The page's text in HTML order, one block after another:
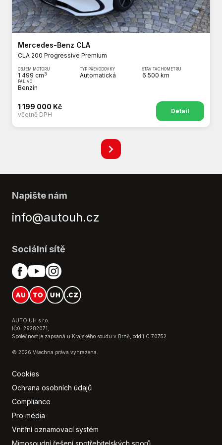
Mercedes-Benz CLA
CLA 200 Progressive Premium
OBJEM MOTORU
1 499 cm3
TYP PŘEVODOVKY
Automatická
STAV TACHOMETRU
6 500 km
PALIVO
Benzín
1 199 000 Kč
včetně DPH Detail
AUTO UH s.r.o.
IČ0: 29282071,
Společnost je zapsaná u Krajského soudu v Brně, oddíl C 70752
© 2026 Všechna práva vyhrazena.
Cookies
Ochrana osobních údajů
Compliance
Pro média
Vnitřní oznamovací systém
Mimosoudní řešení spotřebitelských sporů
Napište nám
info@autouh.cz
Sociální sítě